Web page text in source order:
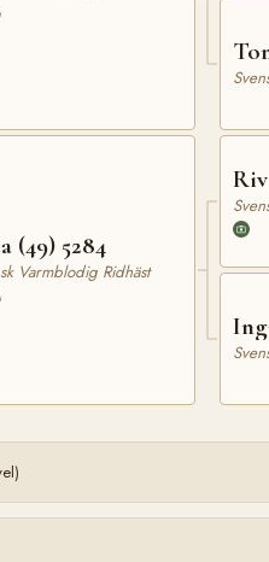
(49) 5284
Varmblodig Ridhäst